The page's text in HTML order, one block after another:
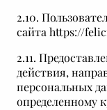
2.10.
сайта https://
2.11.
действия,
персональных
определенному